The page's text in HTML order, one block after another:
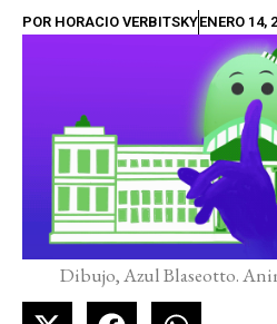
POR HORACIO VERBITSKYENERO 14,
Dibujo, Azul Blaseotto.